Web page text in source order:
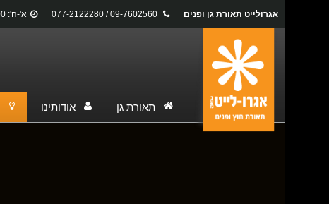
אגרולייט תאורת גן ופנים א'-ה': 08:30-17:00
תאורת גן אודותינו